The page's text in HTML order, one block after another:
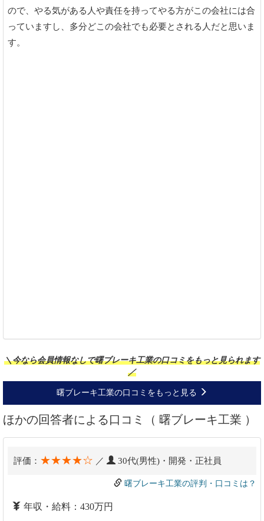
ので、やる気がある人や責任を持ってやる方がこの会社には合
っていますし、多分どこの会社でも必要とされる人だと思いま
す。
＼今なら会員情報なしで曙ブレーキ工業の口コミをもっと見られます
／
曙ブレーキ工業の口コミをもっと見る
ほかの回答者による口コミ（ 曙ブレーキ工業 ）
評価： ★★★★☆ ／ 30代(男性)・開発・正社員
曙ブレーキ工業の評判・口コミは？
年収・給料：430万円